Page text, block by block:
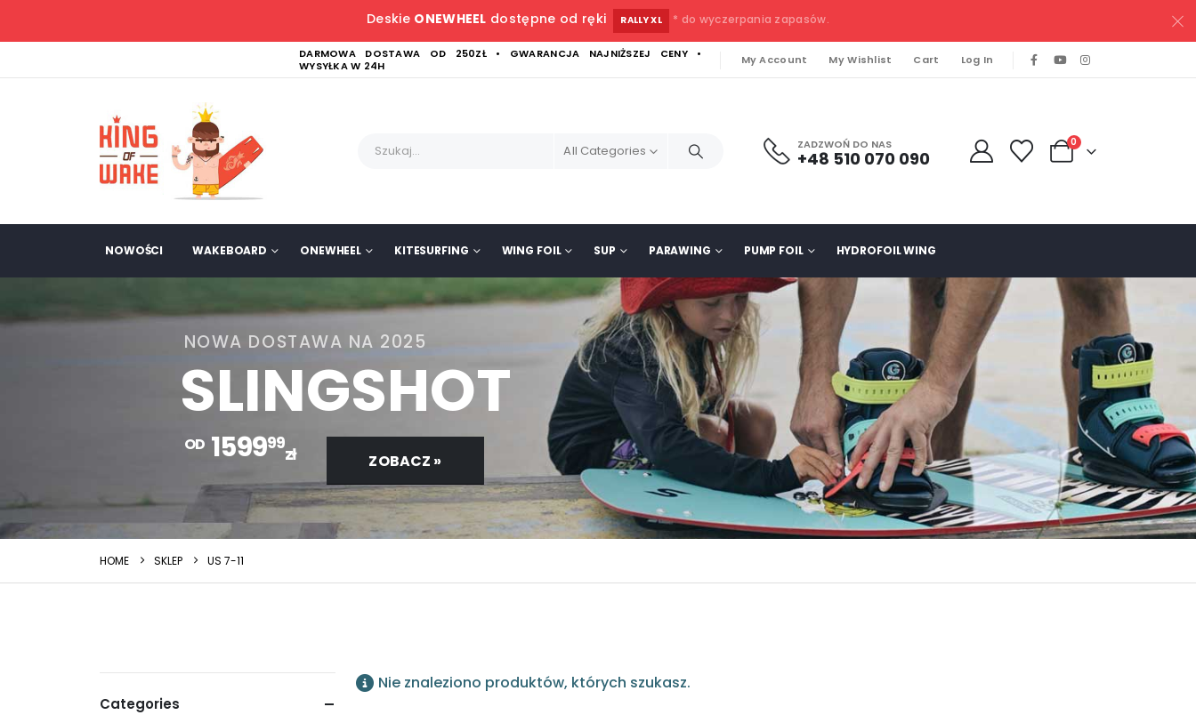
Deskie ONEWHEEL dostępne od ręki RALLY XL * do wyczerpania zapasów.
DARMOWA DOSTAWA OD 250ZŁ • GWARANCJA NAJNIŻSZEJ CENY •
WYSYŁKA W 24H
My Account My Wishlist Cart Log In
All Categories ZADZWOŃ DO NAS
+48 510 070 090
0
NOWOŚCI WAKEBOARD ONEWHEEL KITESURFING WING FOIL SUP PARAWING PUMP FOIL HYDROFOIL WING
NOWA DOSTAWA NA 2025
SLINGSHOT
OD 159999
zł ZOBACZ »
HOME SKLEP US 7-11
Nie znaleziono produktów, których szukasz.
Categories